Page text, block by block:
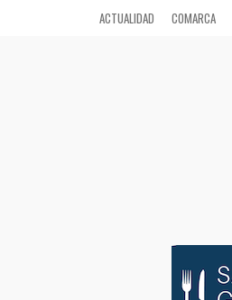
ACTUALIDAD COMARCA